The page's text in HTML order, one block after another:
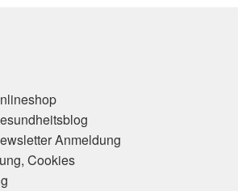
Anmeldung
Cookies